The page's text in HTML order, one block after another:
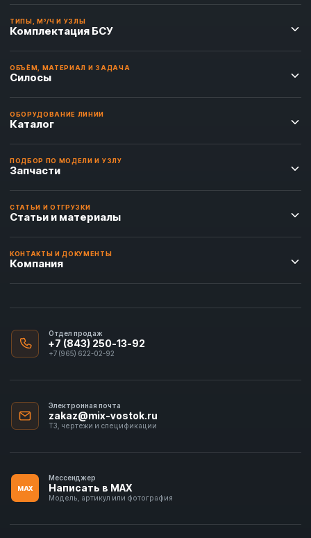
ТИПЫ, М³/Ч И УЗЛЫ
Комплектация БСУ
ОБЪЁМ, МАТЕРИАЛ И ЗАДАЧА
Силосы
ОБОРУДОВАНИЕ ЛИНИИ
Каталог
ПОДБОР ПО МОДЕЛИ И УЗЛУ
Запчасти
СТАТЬИ И ОТГРУЗКИ
Статьи и материалы
КОНТАКТЫ И ДОКУМЕНТЫ
Компания
Отдел продаж
+7 (843) 250-13-92
+7 (965) 622-02-92
Электронная почта
zakaz@mix-vostok.ru
ТЗ, чертежи и спецификации
MAX
Мессенджер
Написать в MAX
Модель, артикул или фотография